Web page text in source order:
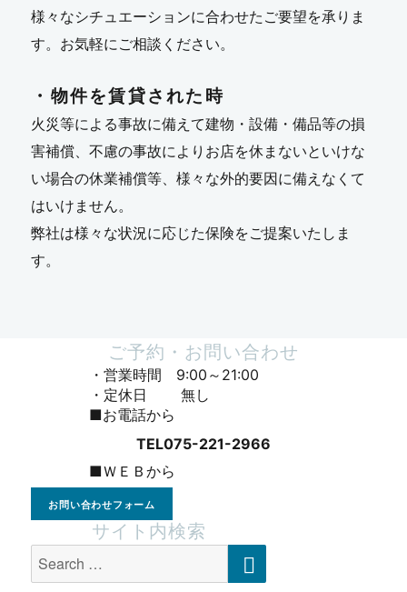
様々なシチュエーションに合わせたご要望を承りま
す。お気軽にご相談ください。
・物件を賃貸された時
火災等による事故に備えて建物・設備・備品等の損
害補償、不慮の事故によりお店を休まないといけな
い場合の休業補償等、様々な外的要因に備えなくて
はいけません。
弊社は様々な状況に応じた保険をご提案いたしま
す。
ご予約・お問い合わせ
・営業時間 9:00～21:00
・定休日 無し
■お電話から
TEL075-221-2966
■ＷＥＢから
お問い合わせフォーム
サイト内検索
for:
SEARCH